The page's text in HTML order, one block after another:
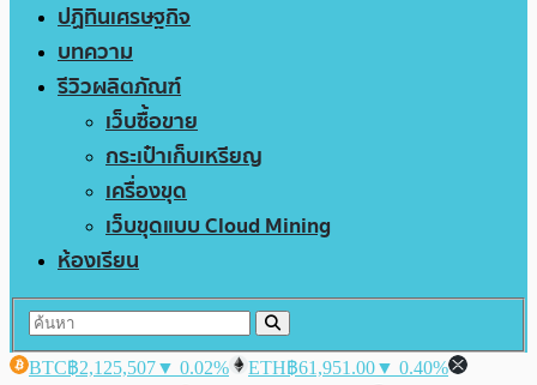
ปฏิทินเศรษฐกิจ
บทความ
รีวิวผลิตภัณฑ์
เว็บซื้อขาย
กระเป๋าเก็บเหรียญ
เครื่องขุด
เว็บขุดแบบ Cloud Mining
ห้องเรียน
BTC฿2,125,507▼ 0.02% ETH฿61,951.00▼ 0.40%